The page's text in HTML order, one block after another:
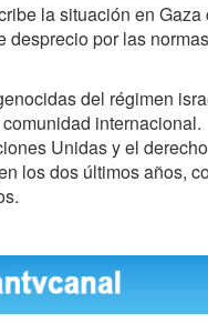
la situación en Gaza
desprecio por las normas
del régimen
internacional.
Unidas y el derecho
los dos últimos años,